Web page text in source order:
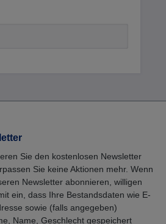
Sie den kostenlosen Newsletter
Sie keine Aktionen mehr. Wenn
Newsletter abonnieren, willigen
ein, dass Ihre Bestandsdaten wie E-
sowie (falls angegeben)
Name, Geschlecht gespeichert